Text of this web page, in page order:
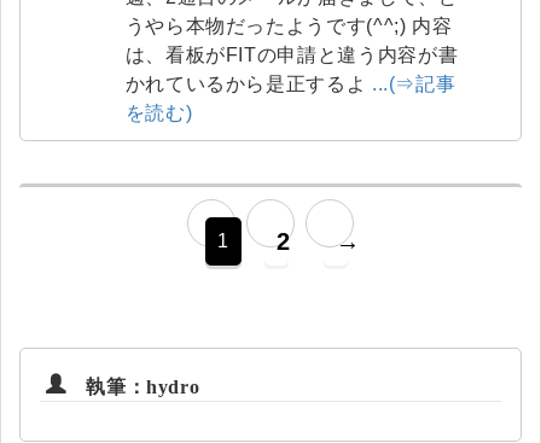
うやら本物だったようです(^^;) 内容
は、看板がFITの申請と違う内容が書
かれているから是正するよ ...(⇒記事
を読む)
1 2 →
執筆：hydro